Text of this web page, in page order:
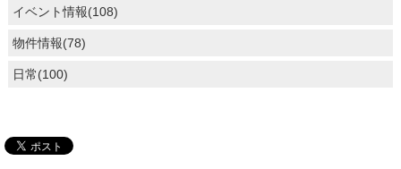
イベント情報(108)
物件情報(78)
日常(100)